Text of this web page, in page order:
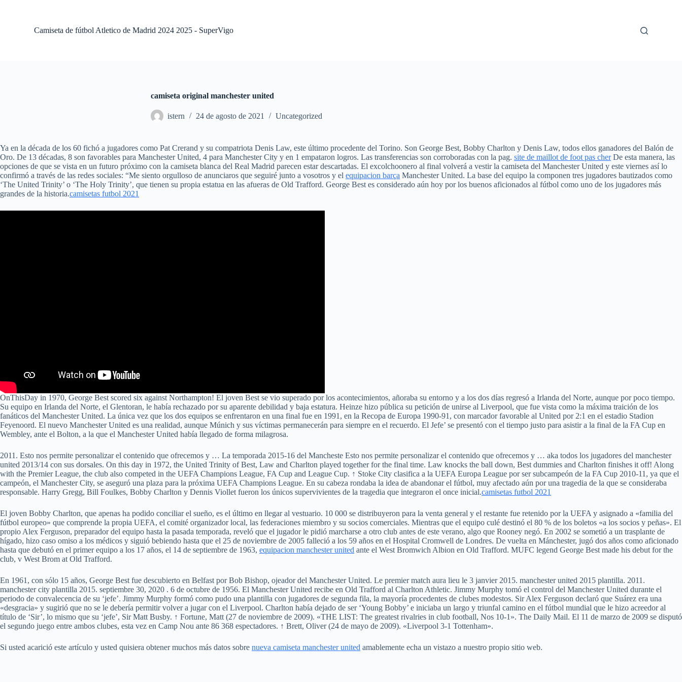
d
o
Camiseta de fútbol Atletico de Madrid 2024 2025 - SuperVigo
camiseta original manchester united
istern 24 de agosto de 2021 Uncategorized
Ya en la década de los 60 fichó a jugadores como Pat Crerand y su compatriota Denis Law, este último procedente del Torino. Son George Best, Bobby Charlton y Denis Law, todos ellos ganadores del Balón de
Oro. De 13 décadas, 8 son favorables para Manchester United, 4 para Manchester City y en 1 empataron logros. Las transferencias son corroboradas con la pag. site de maillot de foot pas cherDe esta manera, las
opciones de que se vista en un futuro próximo con la camiseta blanca del Real Madrid parecen estar descartadas. El excolchoonero al final volverá a vestir la camiseta del Manchester United y este viernes así lo
confirmó a través de las redes sociales: “Me siento orgulloso de anunciaros que seguiré junto a vosotros y el equipacion barça Manchester United. La base del equipo la componen tres jugadores bautizados como
‘The United Trinity’ o ‘The Holy Trinity’, que tienen su propia estatua en las afueras de Old Trafford. George Best es considerado aún hoy por los buenos aficionados al fútbol como uno de los jugadores más
grandes de la historia.camisetas futbol 2021
OnThisDay in 1970, George Best scored six against Northampton! El joven Best se vio superado por los acontecimientos, añoraba su entorno y a los dos días regresó a Irlanda del Norte, aunque por poco tiempo.
Su equipo en Irlanda del Norte, el Glentoran, le había rechazado por su aparente debilidad y baja estatura. Heinze hizo pública su petición de unirse al Liverpool, que fue vista como la máxima traición de los
fanáticos del Manchester United. La única vez que los dos equipos se enfrentaron en una final fue en 1991, en la Recopa de Europa 1990-91, con marcador favorable al United por 2:1 en el estadio Stadion
Feyenoord. El nuevo Manchester United es una realidad, aunque Múnich y sus víctimas permanecerán para siempre en el recuerdo. El Jefe’ se presentó con el tiempo justo para asistir a la final de la FA Cup en
Wembley, ante el Bolton, a la que el Manchester United había llegado de forma milagrosa.
2011. Esto nos permite personalizar el contenido que ofrecemos y … La temporada 2015-16 del Mancheste Esto nos permite personalizar el contenido que ofrecemos y … aka todos los jugadores del manchester
united 2013/14 con sus dorsales. On this day in 1972, the United Trinity of Best, Law and Charlton played together for the final time. Law knocks the ball down, Best dummies and Charlton finishes it off! Along
with the Premier League, the club also competed in the UEFA Champions League, FA Cup and League Cup. ↑ Stoke City clasifica a la UEFA Europa League por ser subcampeón de la FA Cup 2010-11, ya que el
campeón, el Manchester City, se aseguró una plaza para la próxima UEFA Champions League. En su cabeza rondaba la idea de abandonar el fútbol, muy afectado aún por una tragedia de la que se consideraba
responsable. Harry Gregg, Bill Foulkes, Bobby Charlton y Dennis Viollet fueron los únicos supervivientes de la tragedia que integraron el once inicial.camisetas futbol 2021
El joven Bobby Charlton, que apenas ha podido conciliar el sueño, es el último en llegar al vestuario. 10 000 se distribuyeron para la venta general y el restante fue retenido por la UEFA y asignado a «familia del
fútbol europeo» que comprende la propia UEFA, el comité organizador local, las federaciones miembro y su socios comerciales. Mientras que el equipo culé destinó el 80 % de los boletos «a los socios y peñas». El
propio Alex Ferguson, preparador del equipo hasta la pasada temporada, reveló que el jugador le pidió marcharse a otro club antes de este verano, algo que Rooney negó. En 2002 se sometió a un trasplante de
hígado, hizo caso omiso a los médicos y siguió bebiendo hasta que el 25 de noviembre de 2005 falleció a los 59 años en el Hospital Cromwell de Londres. De vuelta en Mánchester, jugó dos años como aficionado
hasta que debutó en el primer equipo a los 17 años, el 14 de septiembre de 1963, equipacion manchester united ante el West Bromwich Albion en Old Trafford. MUFC legend George Best made his debut for the
club, v West Brom at Old Trafford.
En 1961, con sólo 15 años, George Best fue descubierto en Belfast por Bob Bishop, ojeador del Manchester United. Le premier match aura lieu le 3 janvier 2015. manchester united 2015 plantilla. 2011.
manchester city plantilla 2015. septiembre 30, 2020 . 6 de octubre de 1956. El Manchester United recibe en Old Trafford al Charlton Athletic. Jimmy Murphy tomó el control del Manchester United durante el
periodo de convalecencia de su ‘jefe’. Jimmy Murphy formó como pudo una plantilla con jugadores de segunda fila, la mayoría procedentes de clubes modestos. Sir Alex Ferguson declaró que Suárez era una
«desgracia» y sugirió que no se le debería permitir volver a jugar con el Liverpool. Charlton había dejado de ser ‘Young Bobby’ e iniciaba un largo y triunfal camino en el fútbol mundial que le hizo acreedor al
título de ‘Sir’, lo mismo que su ‘jefe’, Sir Matt Busby. ↑ Fortune, Matt (27 de noviembre de 2009). «THE LIST: The greatest rivalries in club football, Nos 10-1». The Daily Mail. El 11 de marzo de 2009 se disputó
el segundo juego entre ambos clubes, esta vez en Camp Nou ante 86 368 espectadores. ↑ Brett, Oliver (24 de mayo de 2009). «Liverpool 3-1 Tottenham».
Si usted acarició este artículo y usted quisiera obtener muchos más datos sobre nueva camiseta manchester united amablemente echa un vistazo a nuestro propio sitio web.